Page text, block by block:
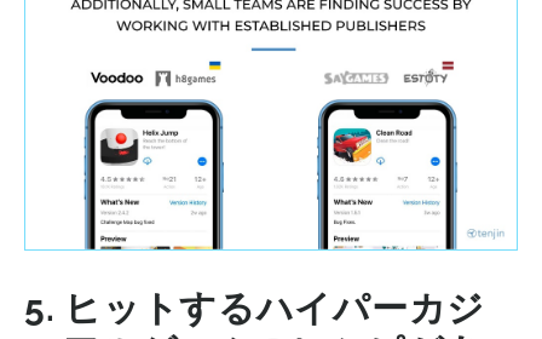
5. ヒットするハイパーカジ